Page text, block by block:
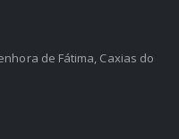
de Fátima, Caxias do